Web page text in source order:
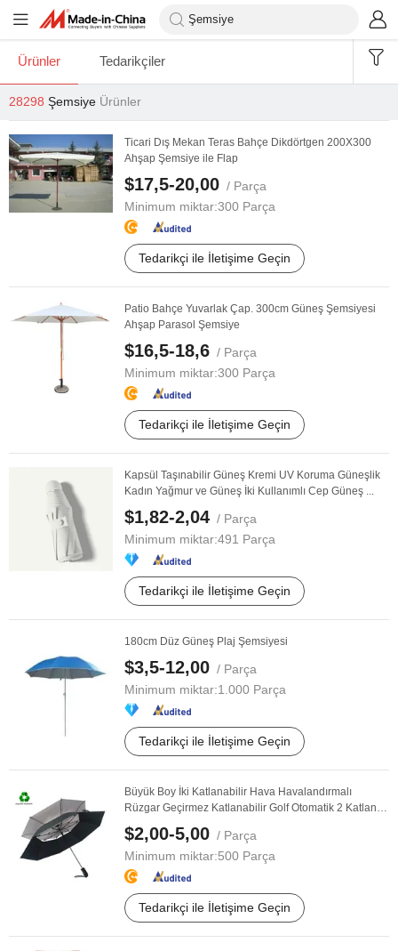
Ürünler Tedarikçiler
28298 Şemsiye Ürünler
Ticari Dış Mekan Teras Bahçe Dikdörtgen 200X300
Ahşap Şemsiye ile Flap
$17,5-20,00 / Parça
Minimum miktar:300 Parça
Tedarikçi ile İletişime Geçin
Patio Bahçe Yuvarlak Çap. 300cm Güneş Şemsiyesi
Ahşap Parasol Şemsiye
$16,5-18,6 / Parça
Minimum miktar:300 Parça
Tedarikçi ile İletişime Geçin
Kapsül Taşınabilir Güneş Kremi UV Koruma Güneşlik
Kadın Yağmur ve Güneş İki Kullanımlı Cep Güneş ...
$1,82-2,04 / Parça
Minimum miktar:491 Parça
Tedarikçi ile İletişime Geçin
180cm Düz Güneş Plaj Şemsiyesi
$3,5-12,00 / Parça
Minimum miktar:1.000 Parça
Tedarikçi ile İletişime Geçin
Büyük Boy İki Katlanabilir Hava Havalandırmalı
Rüzgar Geçirmez Katlanabilir Golf Otomatik 2 Katlanır
...
$2,00-5,00 / Parça
Minimum miktar:500 Parça
Tedarikçi ile İletişime Geçin